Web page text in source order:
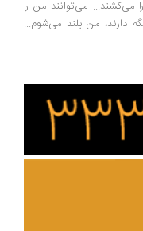
می‌توانند من را
من بلند می‌شوم...